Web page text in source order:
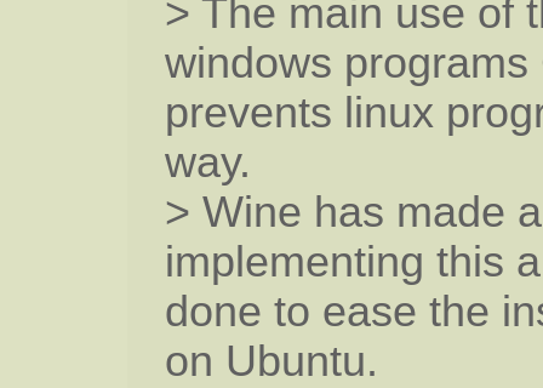
> The main use of
windows
prevents linux
way.
> Wine has made
implementing this
done to ease the
on Ubuntu.